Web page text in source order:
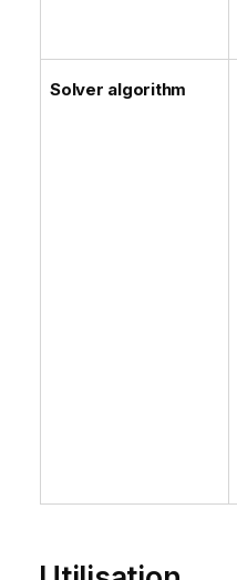
Solver algorithm